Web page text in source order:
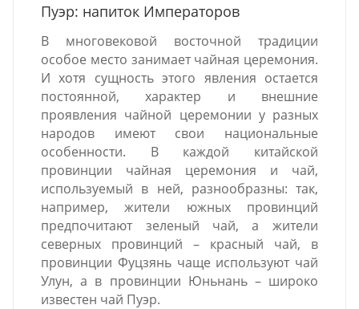
Пуэр: напиток Императоров
В многовековой восточной традиции
особое место занимает чайная церемония.
И хотя сущность этого явления остается
постоянной, характер и внешние
проявления чайной церемонии у разных
народов имеют свои национальные
особенности. В каждой китайской
провинции чайная церемония и чай,
используемый в ней, разнообразны: так,
например, жители южных провинций
предпочитают зеленый чай, а жители
северных провинций – красный чай, в
провинции Фуцзянь чаще используют чай
Улун, а в провинции Юньнань – широко
известен чай Пуэр.